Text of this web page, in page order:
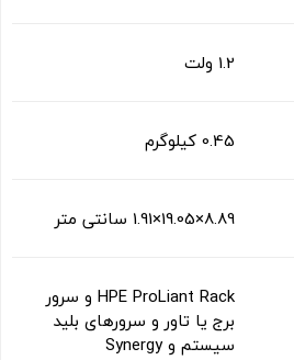
1.2 ولت
0.45 کیلوگرم
8.89×19.05×1.91 سانتی متر
HPE ProLiant Rack و سرور
برج یا تاور و سرورهای بلید
سیستم و Synergy